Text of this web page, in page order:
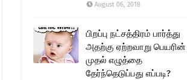
August 06, 2018
பிறப்பு நட்சத்திரம் பார்த்து
அதற்கு ஏற்றவாறு பெயரின்
முதல் எழுத்தை
தேர்ந்தெடுப்பது எப்படி?